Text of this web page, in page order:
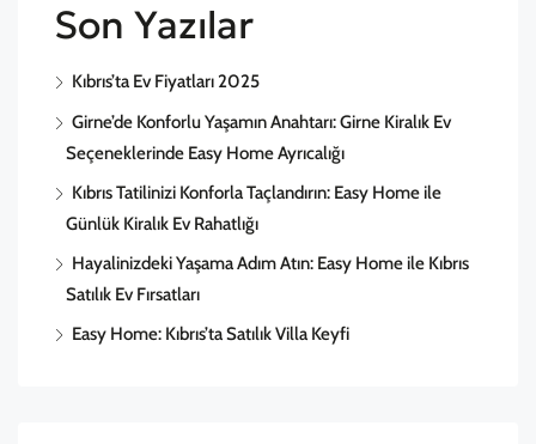
Son Yazılar
Kıbrıs’ta Ev Fiyatları 2025
Girne’de Konforlu Yaşamın Anahtarı: Girne Kiralık Ev
Seçeneklerinde Easy Home Ayrıcalığı
Kıbrıs Tatilinizi Konforla Taçlandırın: Easy Home ile
Günlük Kiralık Ev Rahatlığı
Hayalinizdeki Yaşama Adım Atın: Easy Home ile Kıbrıs
Satılık Ev Fırsatları
Easy Home: Kıbrıs’ta Satılık Villa Keyfi